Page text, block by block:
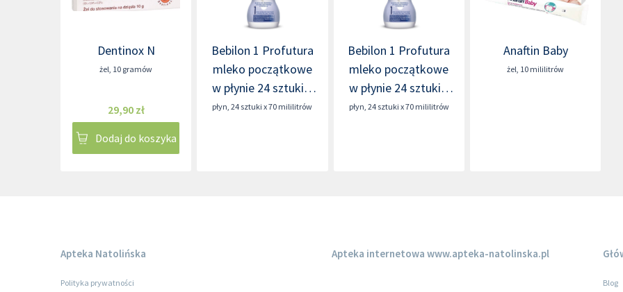
Dentinox N
żel, 10 gramów
29,90 zł
Dodaj do koszyka
Bebilon 1 Profutura
mleko początkowe
w płynie 24 sztuki x
70 mililitrów
płyn,24 sztuki x 70 mililitrów
Bebilon 1 Profutura
mleko początkowe
w płynie 24 sztuki x
70 mililitrów
płyn, 24 sztuki x 70 mililitrów
Anaftin Baby
żel, 10 mililitrów
Apteka Natolińska
Polityka prywatności
Apteka internetowa www.apteka-natolinska.pl
Blog